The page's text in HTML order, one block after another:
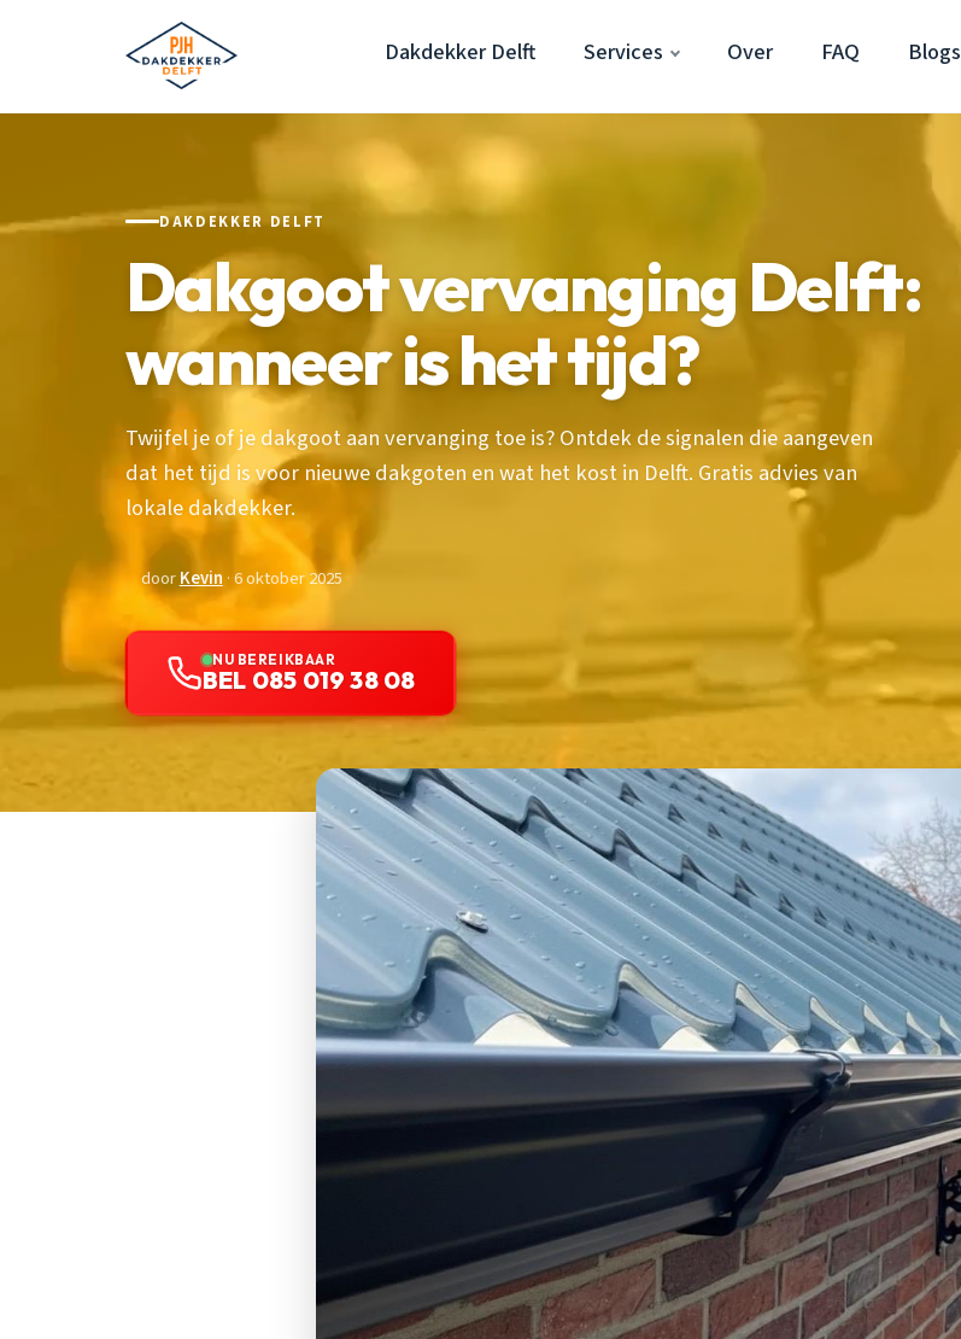
Dakdekker Delft Services Over FAQ Blogs
DAKDEKKER DELFT
Dakgoot vervanging Delft:
wanneer is het tijd?
Twijfel je of je dakgoot aan vervanging toe is? Ontdek de signalen die aangeven
dat het tijd is voor nieuwe dakgoten en wat het kost in Delft. Gratis advies van
lokale dakdekker.
doorKevin · 6 oktober 2025
NU BEREIKBAAR
BEL 085 019 38 08